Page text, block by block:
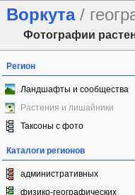
Воркута /
Фотографии
Регион
Ландшафты и сообщества
Растения и лишайники
Таксоны с фото
Каталоги регионов
административных
физико-географических